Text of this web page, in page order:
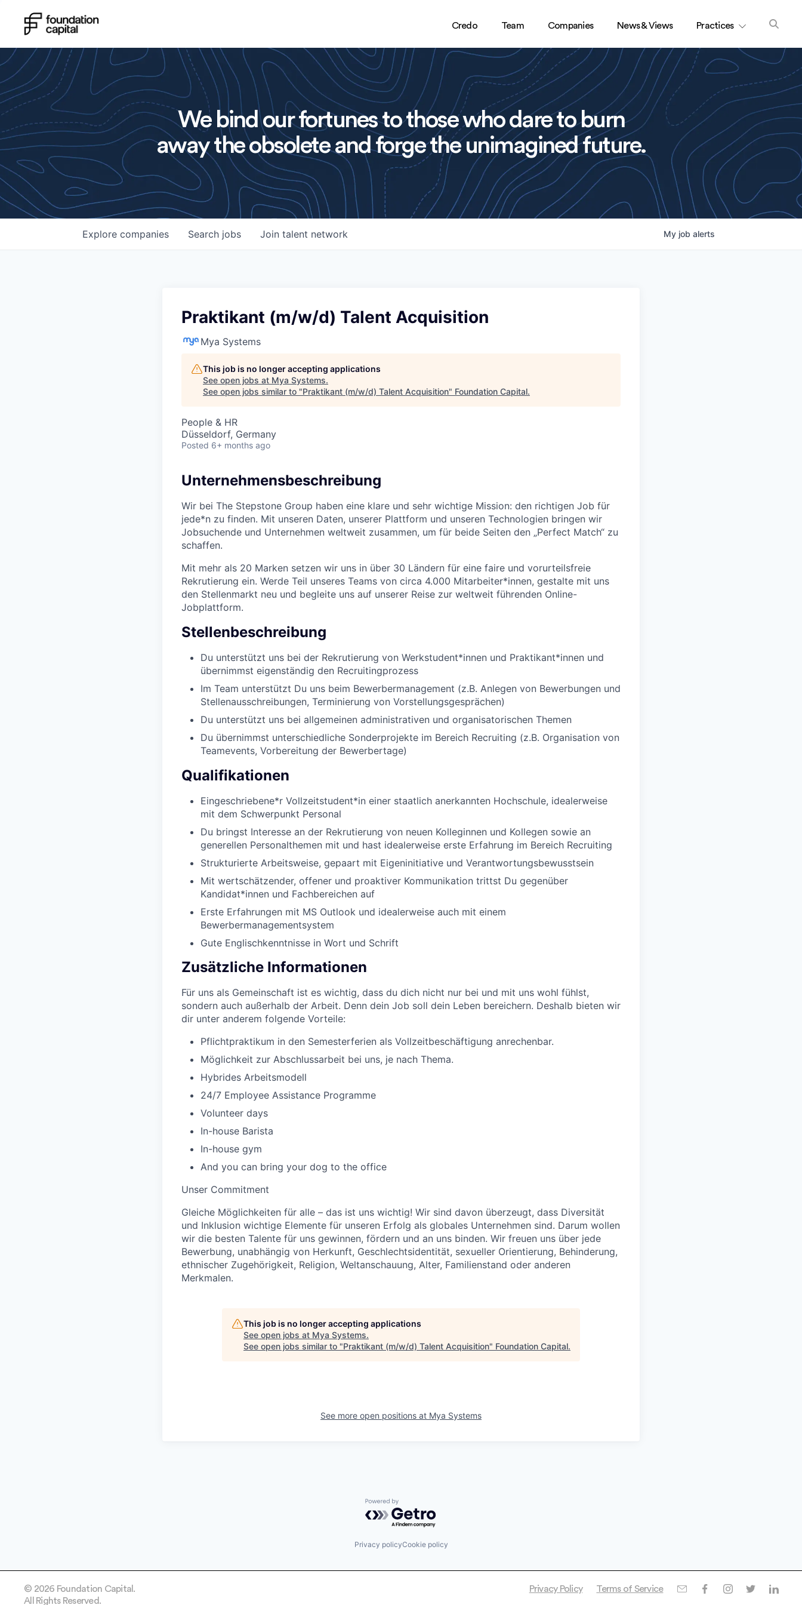
Credo Team Companies News & Views Practices
We bind our fortunes to those who dare to burn
away the obsolete and forge the unimagined future.
Search jobs
Explore companies Join talent network My job alerts
Praktikant (m/w/d) Talent Acquisition
Mya Systems
This job is no longer accepting applications
See open jobs at Mya Systems.
See open jobs similar to "Praktikant (m/w/d) Talent Acquisition" Foundation Capital.
People & HR
Düsseldorf, Germany
Posted 6+ months ago
Unternehmensbeschreibung
Wir bei The Stepstone Group haben eine klare und sehr wichtige Mission: den richtigen Job für
jede*n zu finden. Mit unseren Daten, unserer Plattform und unseren Technologien bringen wir
Jobsuchende und Unternehmen weltweit zusammen, um für beide Seiten den „Perfect Match“ zu
schaffen.
Mit mehr als 20 Marken setzen wir uns in über 30 Ländern für eine faire und vorurteilsfreie
Rekrutierung ein. Werde Teil unseres Teams von circa 4.000 Mitarbeiter*innen, gestalte mit uns
den Stellenmarkt neu und begleite uns auf unserer Reise zur weltweit führenden Online-
Jobplattform.
Stellenbeschreibung
Du unterstützt uns bei der Rekrutierung von Werkstudent*innen und Praktikant*innen und
übernimmst eigenständig den Recruitingprozess
Im Team unterstützt Du uns beim Bewerbermanagement (z.B. Anlegen von Bewerbungen und
Stellenausschreibungen, Terminierung von Vorstellungsgesprächen)
Du unterstützt uns bei allgemeinen administrativen und organisatorischen Themen
Du übernimmst unterschiedliche Sonderprojekte im Bereich Recruiting (z.B. Organisation von
Teamevents, Vorbereitung der Bewerbertage)
Qualifikationen
Eingeschriebene*r Vollzeitstudent*in einer staatlich anerkannten Hochschule, idealerweise
mit dem Schwerpunkt Personal
Du bringst Interesse an der Rekrutierung von neuen Kolleginnen und Kollegen sowie an
generellen Personalthemen mit und hast idealerweise erste Erfahrung im Bereich Recruiting
Strukturierte Arbeitsweise, gepaart mit Eigeninitiative und Verantwortungsbewusstsein
Mit wertschätzender, offener und proaktiver Kommunikation trittst Du gegenüber
Kandidat*innen und Fachbereichen auf
Erste Erfahrungen mit MS Outlook und idealerweise auch mit einem
Bewerbermanagementsystem
Gute Englischkenntnisse in Wort und Schrift
Zusätzliche Informationen
Für uns als Gemeinschaft ist es wichtig, dass du dich nicht nur bei und mit uns wohl fühlst,
sondern auch außerhalb der Arbeit. Denn dein Job soll dein Leben bereichern. Deshalb bieten wir
dir unter anderem folgende Vorteile:
Pflichtpraktikum in den Semesterferien als Vollzeitbeschäftigung anrechenbar.
Möglichkeit zur Abschlussarbeit bei uns, je nach Thema.
Hybrides Arbeitsmodell
24/7 Employee Assistance Programme
Volunteer days
In-house Barista
In-house gym
And you can bring your dog to the office
Unser Commitment
Gleiche Möglichkeiten für alle – das ist uns wichtig! Wir sind davon überzeugt, dass Diversität
und Inklusion wichtige Elemente für unseren Erfolg als globales Unternehmen sind. Darum wollen
wir die besten Talente für uns gewinnen, fördern und an uns binden. Wir freuen uns über jede
Bewerbung, unabhängig von Herkunft, Geschlechtsidentität, sexueller Orientierung, Behinderung,
ethnischer Zugehörigkeit, Religion, Weltanschauung, Alter, Familienstand oder anderen
Merkmalen.
This job is no longer accepting applications
See open jobs at Mya Systems.
See open jobs similar to "Praktikant (m/w/d) Talent Acquisition" Foundation Capital.
See more open positions at Mya Systems
Powered by Getro.com
Privacy policyCookie policy
© 2026 Foundation Capital.
All Rights Reserved.
Privacy Policy Terms of Service